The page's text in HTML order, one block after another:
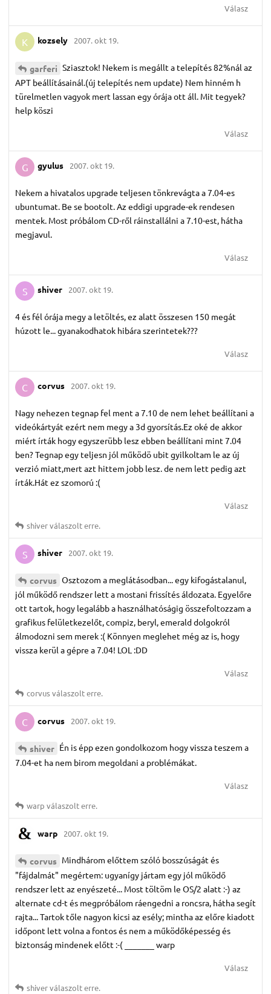
Válasz
K kozsely 2007. okt 19.
garferi Sziasztok! Nekem is megállt a telepítés 82%nál az
APT beállításainál.(új telepítés nem update) Nem hinném h
türelmetlen vagyok mert lassan egy órája ott áll. Mit tegyek?
help köszi
Válasz
G gyulus 2007. okt 19.
Nekem a hivatalos upgrade teljesen tönkrevágta a 7.04-es
ubuntumat. Be se bootolt. Az eddigi upgrade-ek rendesen
mentek. Most próbálom CD-ről ráinstallálni a 7.10-est, hátha
megjavul.
Válasz
S shiver 2007. okt 19.
4 és fél órája megy a letöltés, ez alatt összesen 150 megát
húzott le... gyanakodhatok hibára szerintetek???
Válasz
C corvus 2007. okt 19.
Nagy nehezen tegnap fel ment a 7.10 de nem lehet beállítani a
videókártyát ezért nem megy a 3d gyorsítás.Ez oké de akkor
miért írták hogy egyszerübb lesz ebben beállítani mint 7.04
ben? Tegnap egy teljesn jól működö ubit gyilkoltam le az új
verzió miatt,mert azt hittem jobb lesz. de nem lett pedig azt
írták.Hát ez szomorú :(
Válasz
shiverválaszolt erre.
S shiver 2007. okt 19.
corvus Osztozom a meglátásodban... egy kifogástalanul,
jól működő rendszer lett a mostani frissítés áldozata. Egyelőre
ott tartok, hogy legalább a használhatóságig összefoltozzam a
grafikus felületkezelőt, compiz, beryl, emerald dolgokról
álmodozni sem merek :( Könnyen meglehet még az is, hogy
vissza kerül a gépre a 7.04! LOL :DD
Válasz
corvusválaszolt erre.
C corvus 2007. okt 19.
shiver Én is épp ezen gondolkozom hogy vissza teszem a
7.04-et ha nem birom megoldani a problémákat.
Válasz
warp válaszolt erre.
warp 2007. okt 19.
corvus Mindhárom előttem szóló bosszúságát és
"fájdalmát" megértem: ugyanígy jártam egy jól működő
rendszer lett az enyészeté... Most töltöm le OS/2 alatt :-) az
alternate cd-t és megpróbálom ráengedni a roncsra, hátha segít
rajta... Tartok tőle nagyon kicsi az esély; mintha az előre kiadott
időpont lett volna a fontos és nem a működőképesség és
biztonság mindenek előtt :-( _______ warp
Válasz
shiverválaszolt erre.